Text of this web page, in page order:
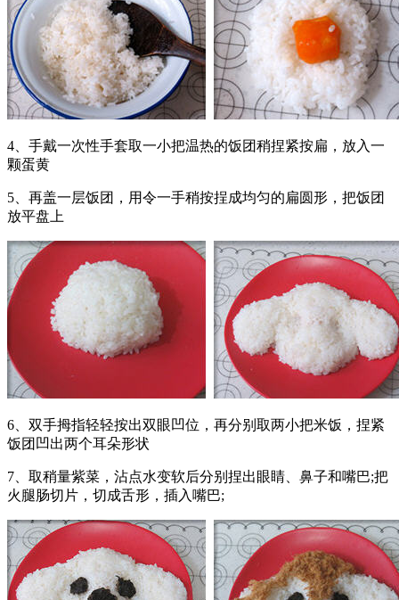
4、手戴一次性手套取一小把温热的饭团稍捏紧按扁，放入一
颗蛋黄
5、再盖一层饭团，用令一手稍按挰成均匀的扁圆形，把饭团
放平盘上
6、双手拇指轻轻按出双眼凹位，再分别取两小把米饭，捏紧
饭团凹出两个耳朵形状
7、取稍量紫菜，沾点水变软后分别捏出眼睛、鼻子和嘴巴;把
火腿肠切片，切成舌形，插入嘴巴;